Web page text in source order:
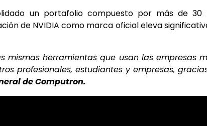
un portafolio compuesto por más de 30
de NVIDIA como marca oficial eleva
mismas herramientas que usan las empresas
profesionales, estudiantes y empresas,
de Computron.